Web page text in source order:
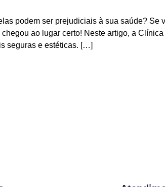
podem ser prejudiciais à sua saúde? Se
ao lugar certo! Neste artigo, a
seguras e estéticas. […]